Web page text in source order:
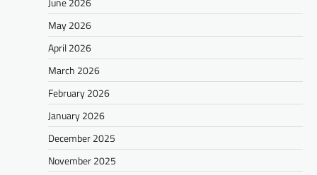
May 2026
April 2026
March 2026
February 2026
January 2026
December 2025
November 2025